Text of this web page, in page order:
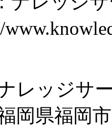
ッジサー
県福岡市